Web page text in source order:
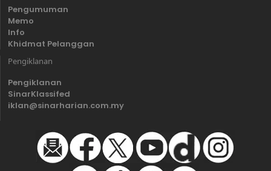
Pengumuman
Memo
Info
Khidmat Pelanggan
Pengiklanan
Pengiklanan
SinarKlassifed
iklan@sinarharian.com.my